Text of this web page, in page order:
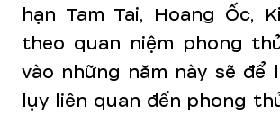
hạn Tam Tai, Hoang Ốc,
theo quan niệm phong
vào những năm này sẽ để
lụy liên quan đến phong